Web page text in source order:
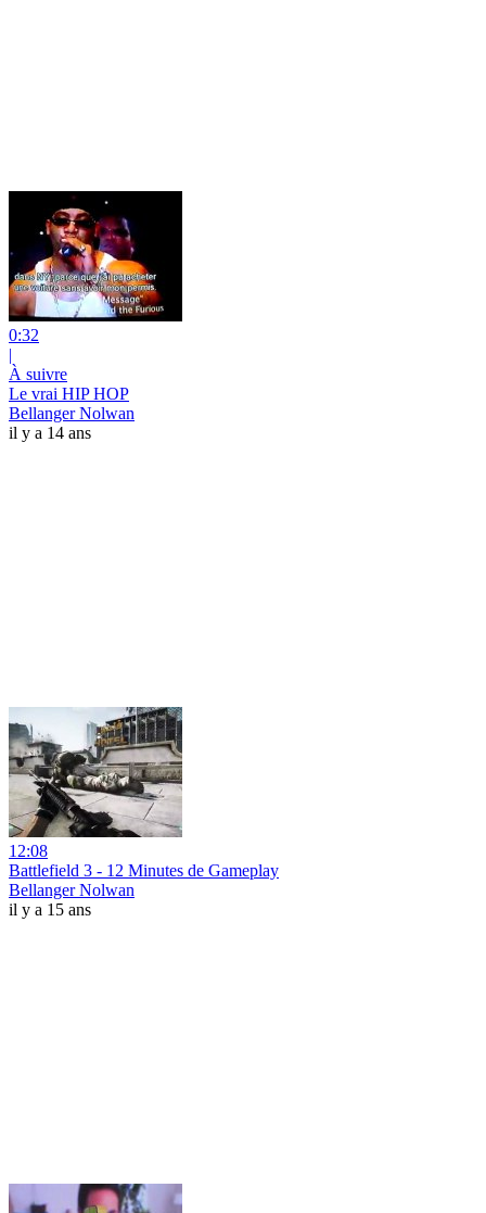
0:32
|
À suivre
Le vrai HIP HOP
Bellanger Nolwan
il y a 14 ans
12:08
Battlefield 3 - 12 Minutes de Gameplay
Bellanger Nolwan
il y a 15 ans